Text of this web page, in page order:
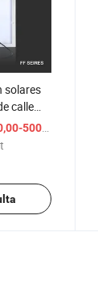
solares
calle
500,00